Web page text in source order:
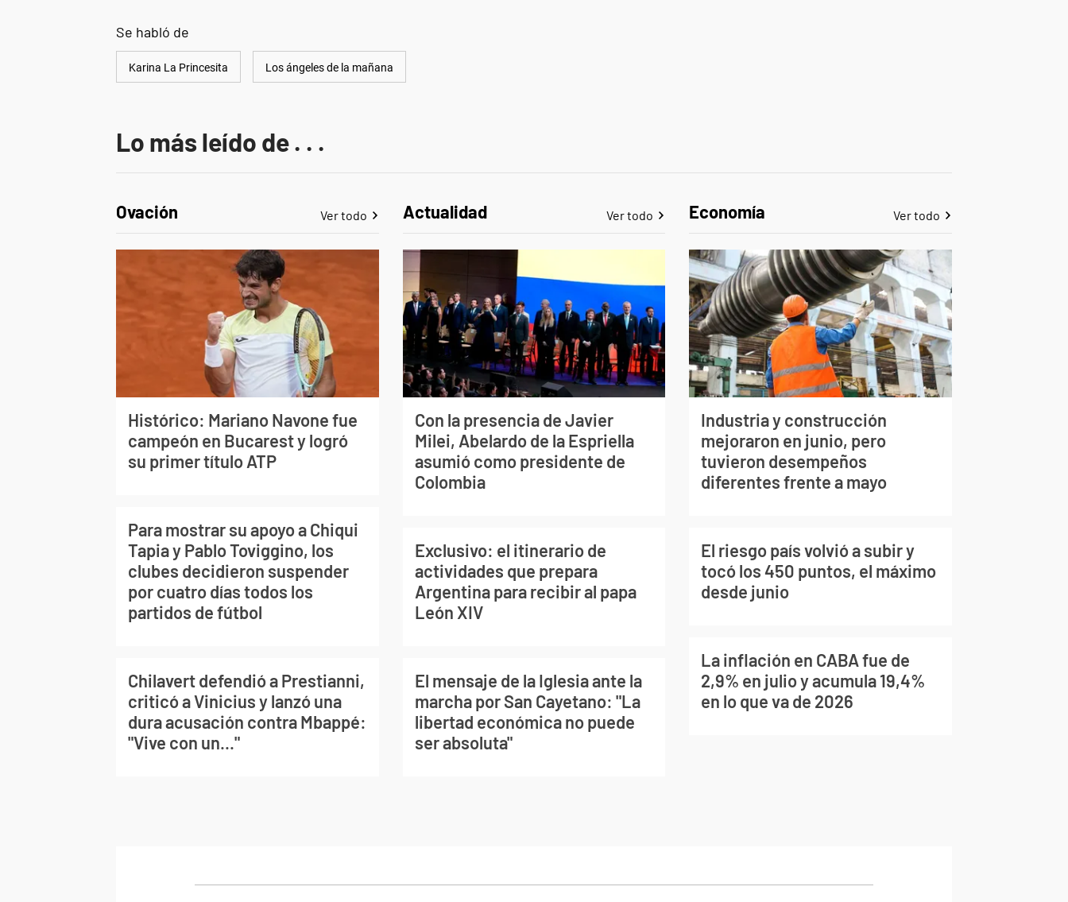
Se habló de
Karina La Princesita Los ángeles de la mañana
Lo más leído de . . .
Ovación Ver todo
Histórico: Mariano Navone fue
campeón en Bucarest y logró
su primer título ATP
Para mostrar su apoyo a Chiqui
Tapia y Pablo Toviggino, los
clubes decidieron suspender
por cuatro días todos los
partidos de fútbol
Chilavert defendió a Prestianni,
criticó a Vinicius y lanzó una
dura acusación contra Mbappé:
"Vive con un..."
Actualidad Ver todo
Con la presencia de Javier
Milei, Abelardo de la Espriella
asumió como presidente de
Colombia
Exclusivo: el itinerario de
actividades que prepara
Argentina para recibir al papa
León XIV
El mensaje de la Iglesia ante la
marcha por San Cayetano: "La
libertad económica no puede
ser absoluta"
Economía Ver todo
Industria y construcción
mejoraron en junio, pero
tuvieron desempeños
diferentes frente a mayo
El riesgo país volvió a subir y
tocó los 450 puntos, el máximo
desde junio
La inflación en CABA fue de
2,9% en julio y acumula 19,4%
en lo que va de 2026